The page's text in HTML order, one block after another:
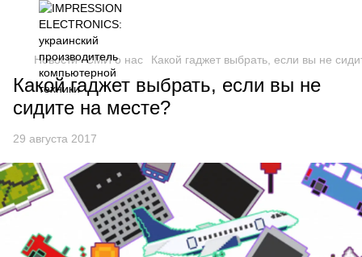
Новости СМИ о нас Какой гаджет выбрать, если вы не
Какой гаджет выбрать, если вы не
сидите на месте?
29 августа 2017